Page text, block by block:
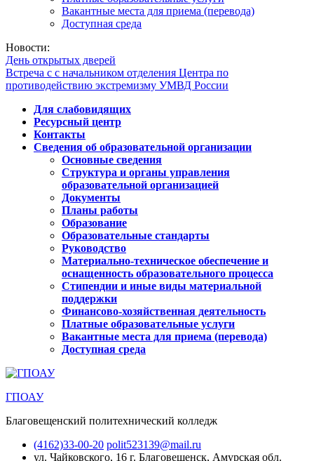
Вакантные места для приема (перевода)
Доступная среда
Новости:
День открытых дверей
Встреча с с начальником отделения Центра по
противодействию экстремизму УМВД России
Для слабовидящих
Ресурсный центр
Контакты
Сведения об образовательной организации
Основные сведения
Структура и органы управления
образовательной организацией
Документы
Планы работы
Образование
Образовательные стандарты
Руководство
Материально-техническое обеспечение и
оснащенность образовательного процесса
Стипендии и иные виды материальной
поддержки
Финансово-хозяйственная деятельность
Платные образовательные услуги
Вакантные места для приема (перевода)
Доступная среда
ГПОАУ
Благовещенский политехнический колледж
(4162)33-00-20 polit523139@mail.ru
ул. Чайковского, 16 г. Благовещенск, Амурская обл.